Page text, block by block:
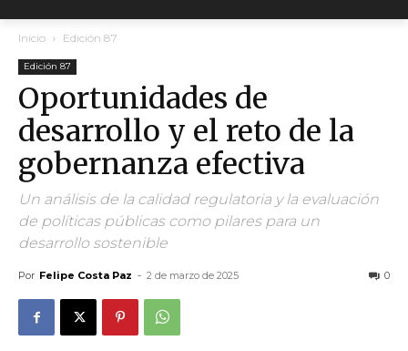
Inicio Edición 87
Edición 87
Oportunidades de
desarrollo y el reto de la
gobernanza efectiva
Un análisis de la calidad regulatoria y la evaluación
de políticas públicas como pilares para un
desarrollo sostenible
Por Felipe Costa Paz - 2 de marzo de 2025 0